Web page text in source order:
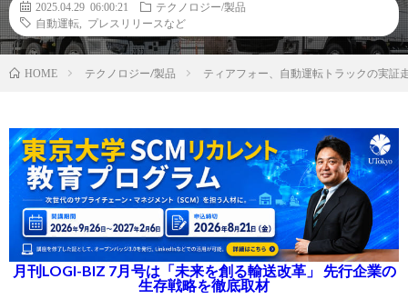
2025.04.29 06:00:21
テクノロジー/製品
自動運転
プレスリリースなど
HOME テクノロジー/製品 ティアフォー、自動運転トラックの実証
月刊LOGI-BIZ 7月号は「未来を創る輸送改革」 先行企業の
生存戦略を徹底取材